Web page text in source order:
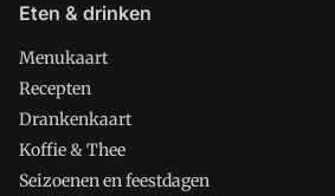
Eten & drinken
Menukaart
Recepten
Drankenkaart
Koffie & Thee
Seizoenen en feestdagen